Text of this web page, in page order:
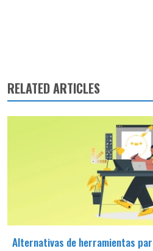
RELATED ARTICLES
Alternativas de herramientas